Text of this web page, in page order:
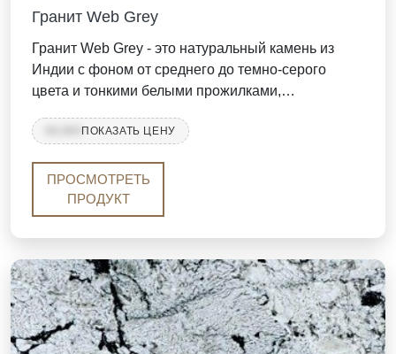
Гранит Web Grey
Гранит Web Grey - это натуральный камень из
Индии с фоном от среднего до темно-серого
цвета и тонкими белыми прожилками,
минимального ухода и часто используется для
стен и коммерческих интерьеров, где требуется
современный, однородный серый вид.
ПОКАЗАТЬ ЦЕНУ
ПРОСМОТРЕТЬ
ПРОДУКТ